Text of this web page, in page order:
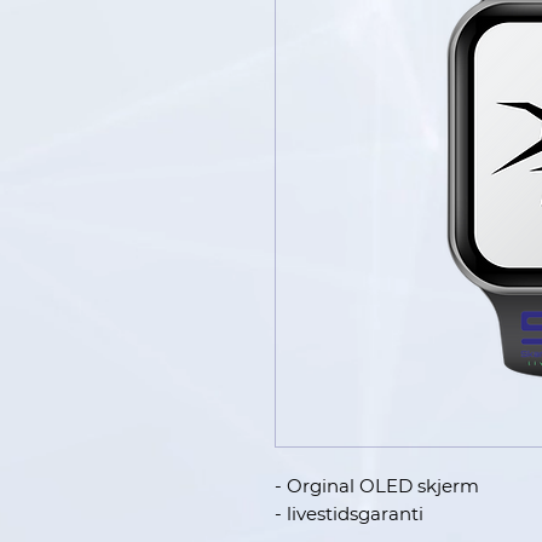
- Orginal OLED skjerm
- livestidsgaranti